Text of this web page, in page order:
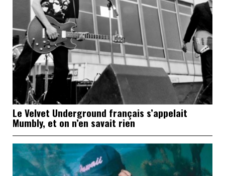
Le Velvet Underground français s’appelait
Mumbly, et on n’en savait rien